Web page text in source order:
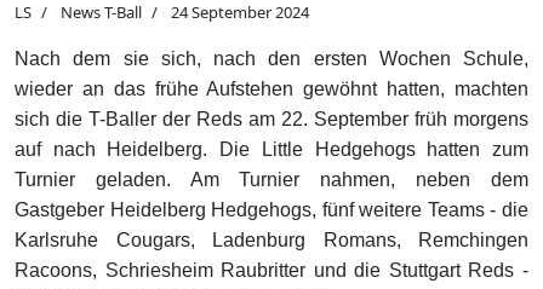
LS News T-Ball 24 September 2024
Nach dem sie sich, nach den ersten Wochen Schule,
wieder an das frühe Aufstehen gewöhnt hatten, machten
sich die T-Baller der Reds am 22. September früh morgens
auf nach Heidelberg. Die Little Hedgehogs hatten zum
Turnier geladen. Am Turnier nahmen, neben dem
Gastgeber Heidelberg Hedgehogs, fünf weitere Teams - die
Karlsruhe Cougars, Ladenburg Romans, Remchingen
Racoons, Schriesheim Raubritter und die Stuttgart Reds -